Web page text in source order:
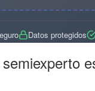
Datos protegidos